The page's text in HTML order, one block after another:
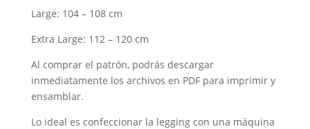
Large: 104 – 108 cm
Extra Large: 112 – 120 cm
Al comprar el patrón, podrás descargar
inmediatamente los archivos en PDF para imprimir y
ensamblar.
Lo ideal es confeccionar la legging con una máquina